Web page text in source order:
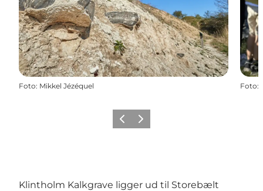
Foto: Mikkel Jézéquel Foto:
ForrigeNæste
Klintholm Kalkgrave ligger ud til Storebælt